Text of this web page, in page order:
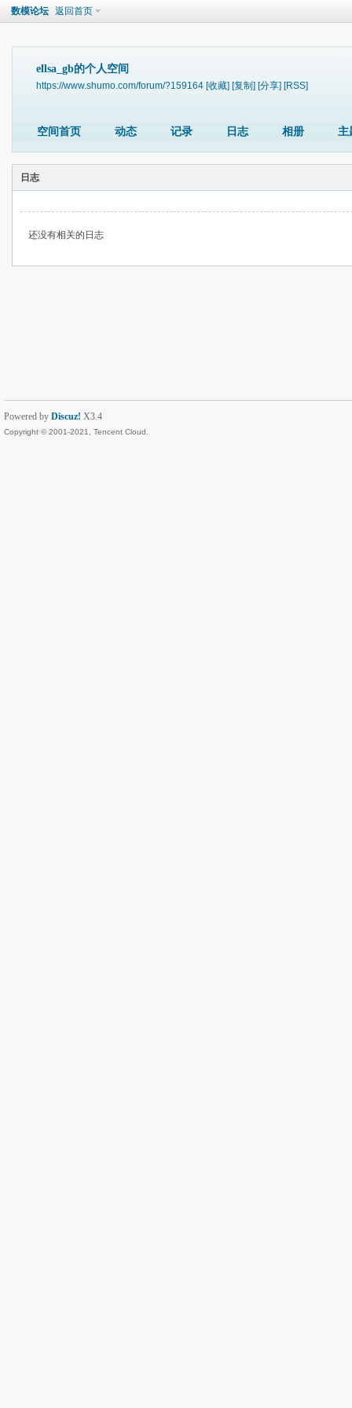
数模论坛 返回首页
ellsa_gb的个人空间
https://www.shumo.com/forum/?159164 [收藏] [复制] [分享] [RSS]
空间首页 动态 记录 日志 相册 主
日志
还没有相关的日志
Powered by Discuz! X3.4
Copyright © 2001-2021, Tencent Cloud.